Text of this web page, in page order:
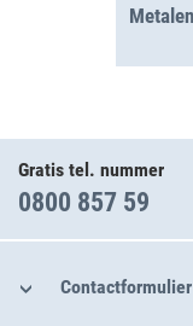
Gratis tel. nummer
0800 857 59
Contactformulier